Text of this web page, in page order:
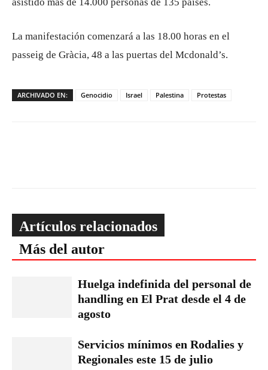
La manifestación comenzará a las 18.00 horas en el
passeig de Gràcia, 48 a las puertas del Mcdonald’s.
ARCHIVADO EN: Genocidio Israel Palestina Protestas
Artículos relacionados
Más del autor
Huelga indefinida del personal de
handling en El Prat desde el 4 de
agosto
Servicios mínimos en Rodalies y
Regionales este 15 de julio